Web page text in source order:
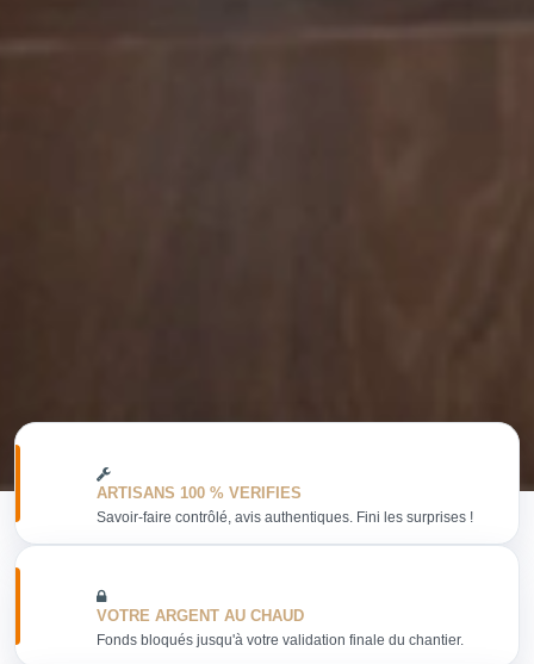
ARTISANS 100 % VERIFIES
Savoir-faire contrôlé, avis authentiques. Fini les surprises !
VOTRE ARGENT AU CHAUD
Fonds bloqués jusqu'à votre validation finale du chantier.